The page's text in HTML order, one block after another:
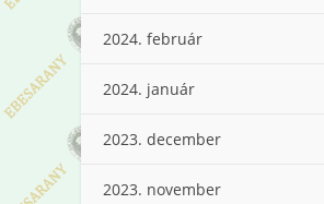
2024. február
2024. január
2023. december
2023. november